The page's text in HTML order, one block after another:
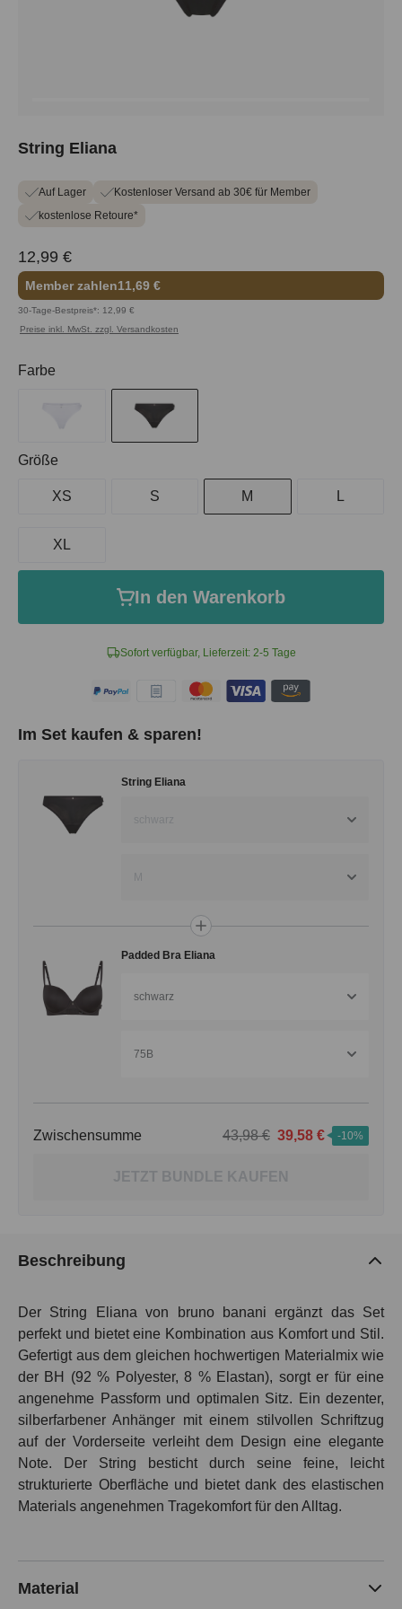
String Eliana
Auf Lager
Kostenloser Versand ab 30€ für Member
kostenlose Retoure*
12,99 €
Member zahlen11,69 €
30-Tage-Bestpreis*: 12,99 €
Preise inkl. MwSt. zzgl. Versandkosten
Sofort verfügbar, Lieferzeit: 2-5 Tage
Farbe
Größe
XS S M L
XL
In den Warenkorb
Im Set kaufen & sparen!
String Eliana
schwarz
Padded Bra Eliana
schwarz
75B
Zwischensumme 43,98 € 39,58 € -10%
JETZT BUNDLE KAUFEN
Beschreibung
Der String Eliana von bruno banani ergänzt das Set
perfekt und bietet eine Kombination aus Komfort und Stil.
Gefertigt aus dem gleichen hochwertigen Materialmix wie
der BH (92 % Polyester, 8 % Elastan), sorgt er für eine
angenehme Passform und optimalen Sitz. Ein dezenter,
silberfarbener Anhänger mit einem stilvollen Schriftzug
auf der Vorderseite verleiht dem Design eine elegante
Note. Der String besticht durch seine feine, leicht
strukturierte Oberfläche und bietet dank des elastischen
Materials angenehmen Tragekomfort für den Alltag.
Material